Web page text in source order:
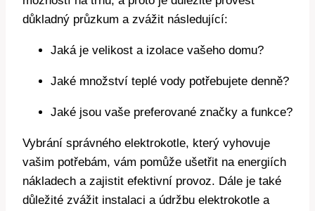
důkladný průzkum a zvážit‍ následující:
Jaká je velikost‍ a izolace vašeho ⁣domu?
Jaké⁢ množství teplé vody ⁤potřebujete denně?
Jaké‍ jsou ​vaše preferované značky a‌ funkce?
Vybrání správného elektrokotle, který vyhovuje
vašim potřebám, vám pomůže ušetřit na energiích
nákladech ⁢a zajistit efektivní provoz. Dále je také
⁣důležité ⁤zvážit instalaci a údržbu elektrokotle a